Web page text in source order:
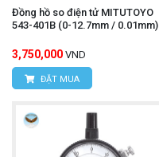
Đồng hồ so điện tử MITUTOYO
543-401B (0-12.7mm / 0.01mm)
3,750,000 VND
ĐẶT MUA